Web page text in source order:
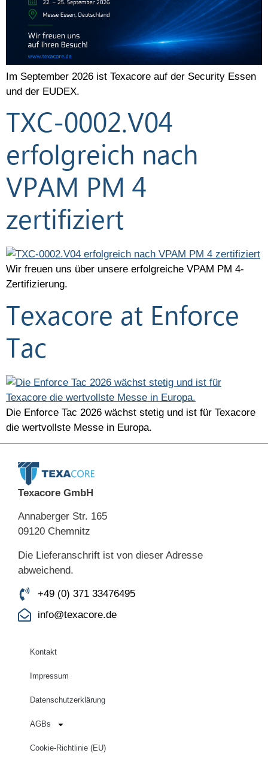
Im September 2026 ist Texacore auf der Security Essen
und der EUDEX.
TXC-0002.V04
erfolgreich nach
VPAM PM 4
zertifiziert
Wir freuen uns über unsere erfolgreiche VPAM PM 4-
Zertifizierung.
Texacore at Enforce
Tac
Die Enforce Tac 2026 wächst stetig und ist für Texacore
die wertvollste Messe in Europa.
Texacore GmbH
Annaberger Str. 165
09120 Chemnitz
Die Lieferanschrift ist von dieser Adresse
abweichend.
+49 (0) 371 33476495
info@texacore.de
Kontakt
Impressum
Datenschutzerklärung
AGBs
Cookie-Richtlinie (EU)